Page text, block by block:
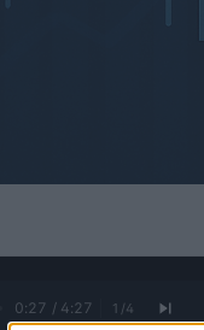
0:28 / 4:27 1 /4